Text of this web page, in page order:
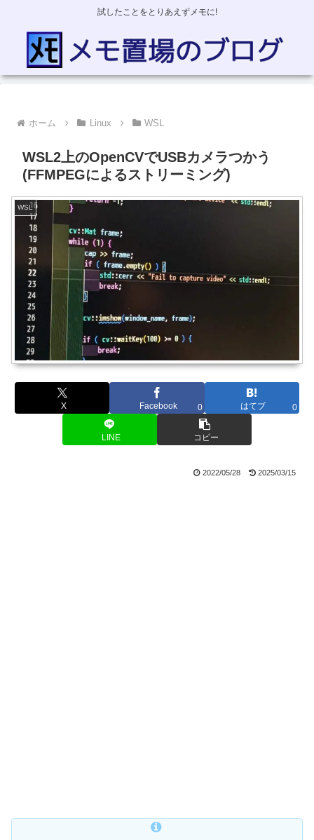
試したことをとりあえずメモに!
ホーム Linux WSL
WSL2上のOpenCVでUSBカメラつかう
(FFMPEGによるストリーミング)
WSL
X Facebook 0 はてブ 0
LINE コピー
2022/05/28 2025/03/15